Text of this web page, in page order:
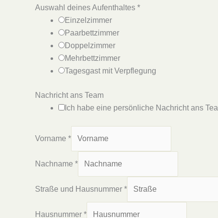
Auswahl deines Aufenthaltes *
Einzelzimmer
Paarbettzimmer
Doppelzimmer
Mehrbettzimmer
Tagesgast mit Verpflegung
Nachricht ans Team
Ich habe eine persönliche Nachricht ans
Vorname *
Nachname *
Straße und Hausnummer *
Hausnummer *